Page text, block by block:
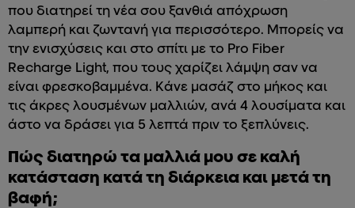
που διατηρεί τη νέα σου ξανθιά απόχρωση
λαμπερή και ζωντανή για περισσότερο. Μπορείς να
την ενισχύσεις και στο σπίτι με το Pro Fiber
Recharge Light, που τους χαρίζει λάμψη σαν να
είναι φρεσκοβαμμένα. Κάνε μασάζ στο μήκος και
τις άκρες λουσμένων μαλλιών, ανά 4 λουσίματα και
άστο να δράσει για 5 λεπτά πριν το ξεπλύνεις.
Πώς διατηρώ τα μαλλιά μου σε καλή
κατάσταση κατά τη διάρκεια και μετά τη
βαφή;